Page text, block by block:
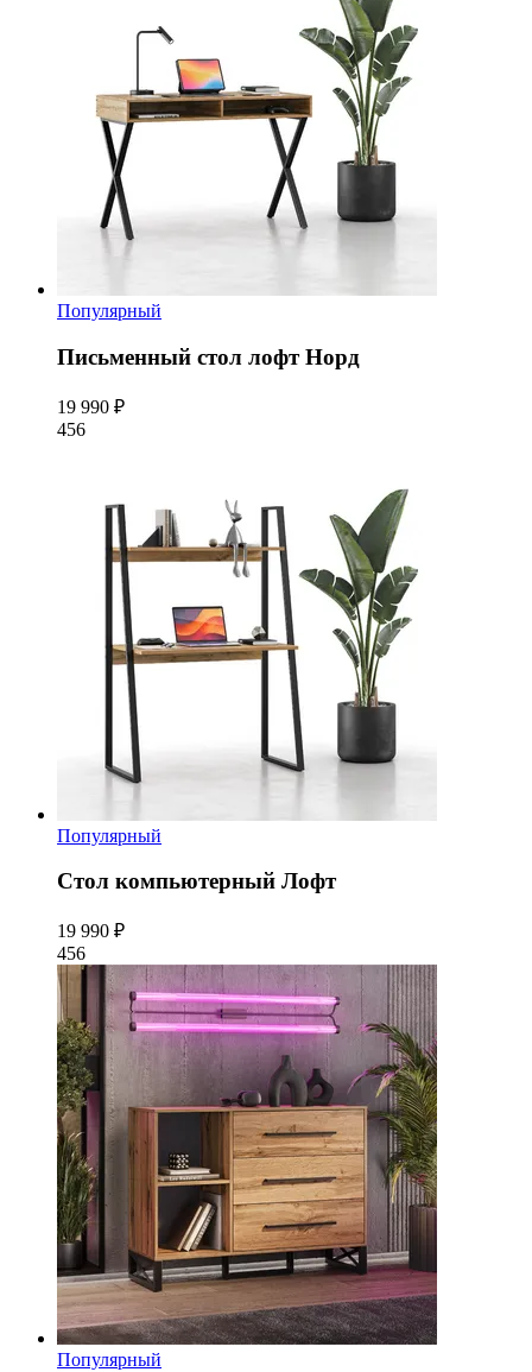
Популярный
Письменный стол лофт Норд
19 990 ₽
456
Популярный
Стол компьютерный Лофт
19 990 ₽
456
Популярный